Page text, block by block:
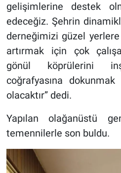
gelişimlerine destek
edeceğiz. Şehrin
derneğimizi güzel yerlere
artırmak için çok
gönül köprülerini
coğrafyasına
olacaktır” dedi.
Yapılan olağanüstü
temennilerle son buldu.